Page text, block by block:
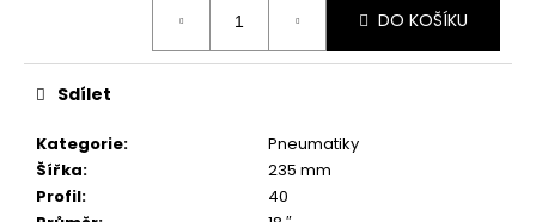
DO KOŠÍKU
Kategorie:
Pneumatiky
Šířka:
235 mm
Profil:
40
Sdílet
D
o
o
u